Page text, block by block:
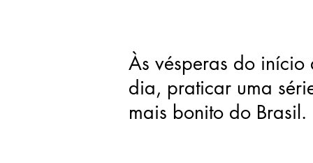
Às vésperas do
dia, praticar uma
mais bonito do Brasil.